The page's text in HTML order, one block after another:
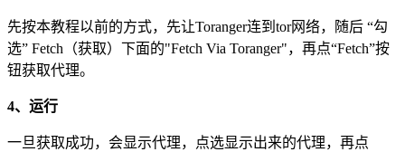
先按本教程以前的方式，先让Toranger连到tor网络，随后 “勾
选” Fetch（获取）下面的"Fetch Via Toranger"，再点“Fetch”按
钮获取代理。
4、运行
一旦获取成功，会显示代理，点选显示出来的代理，再点